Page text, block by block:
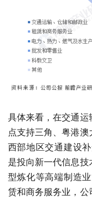
具体来看，在交通
点支持三角、粤港
西部地区交通建设
是投向新一代信息
型炼化等高端制造
赁和商务服务业，